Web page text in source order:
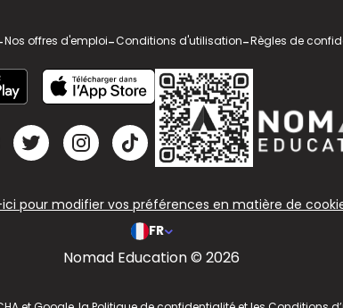
Nos offres d'emploi-Conditions d'utilisation-Règles de
pour modifier vos préférences en matière de
FR
Nomad Education © 2026